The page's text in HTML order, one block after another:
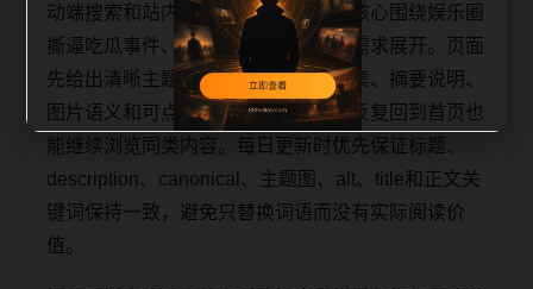
动端搜索和站内连续阅读场景整理，核心围绕娱乐圈
撕逼吃瓜事件、实时热榜和相关长尾需求展开。页面
先给出清晰主题，再补充今日栏目归集、摘要说明、
图片语义和可点击入口，让用户不用反复回到首页也
能继续浏览同类内容。每日更新时优先保证标题、
description、canonical、主题图、alt、title和正文关
键词保持一致，避免只替换词语而没有实际阅读价
值。